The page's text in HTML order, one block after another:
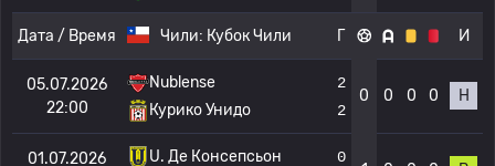
Дата / Время Чили: Кубок Чили Г И
05.07.2026
22:00
Nublense
Курико Унидо
2
2
0 0 0 0 Н
01.07.2026
U. Де Консепсьон
0